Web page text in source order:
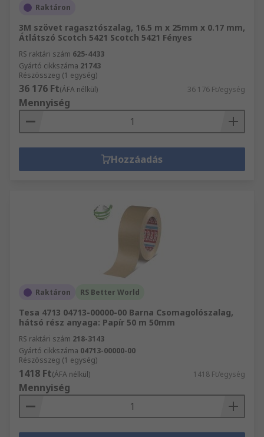
Raktáron
3M szövet ragasztószalag, 16.5 m x 25mm x 0.17 mm,
Átlátszó Scotch 5421 Scotch 5421 Fényes
RS raktári szám 625-4433
Gyártó cikkszáma 21743
Részösszeg (1 egység)
36 176 Ft(ÁFA nélkül) 36 176 Ft/egység
Mennyiség
Hozzáadás
Raktáron RS Better World
Tesa 4713 04713-00000-00 Barna Csomagolószalag,
hátsó rész anyaga: Papír 50 m 50mm
RS raktári szám 218-3143
Gyártó cikkszáma 04713-00000-00
Részösszeg (1 egység)
1418 Ft(ÁFA nélkül) 1418 Ft/egység
Mennyiség